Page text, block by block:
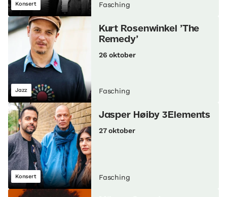
Konsert Fasching
Jazz
Kurt Rosenwinkel ’The
Remedy’
26 oktober
Fasching
Konsert
Jasper Høiby 3Elements
27 oktober
Fasching